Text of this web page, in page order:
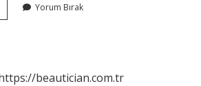
Yorum Bırak
beautician.com.tr